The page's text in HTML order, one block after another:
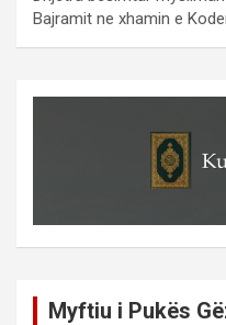
Bajramit ne xhamin e
Myftiu i Pukës